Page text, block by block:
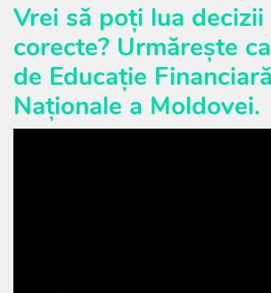
Vrei să poți lua
corecte? Urmărește
de Educație
Naționale a Moldovei.